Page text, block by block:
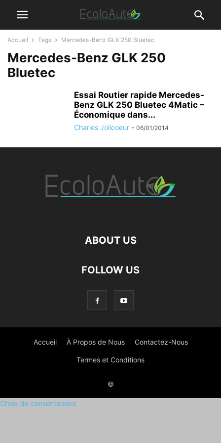
Accueil Tags Mercedes-Benz GLK 250 Bluetec
Mercedes-Benz GLK 250
Bluetec
Essai Routier rapide Mercedes-
Benz GLK 250 Bluetec 4Matic –
Économique dans...
Charles Jolicoeur - 06/01/2014
ABOUT US
FOLLOW US
Accueil À Propos de Nous Contactez-Nous
Termes et Conditions
©
Choix de consentement